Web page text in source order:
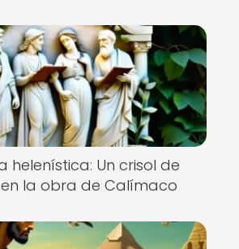
helenística: Un crisol de
la obra de Calímaco